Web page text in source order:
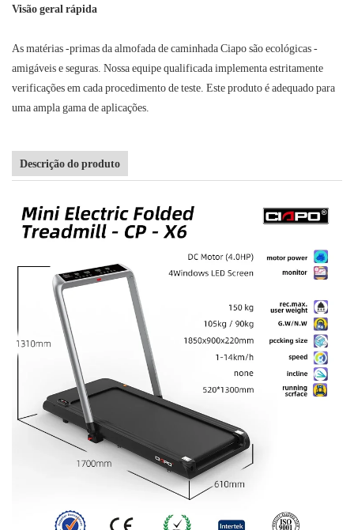
Visão geral rápida
As matérias -primas da almofada de caminhada Ciapo são ecológicas -
amigáveis ​​e seguras. Nossa equipe qualificada implementa estritamente
verificações em cada procedimento de teste. Este produto é adequado para
uma ampla gama de aplicações.
Descrição do produto